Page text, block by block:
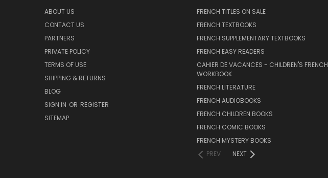
ABOUT US
CONTACT US
PARTNERS
PRIVATE POLICY
TERMS OF USE
SHIPPING & RETURNS
BLOG
SIGN IN OR REGISTER
SITEMAP
FRENCH TITLES ON SALE
FRENCH TEXTBOOKS
FRENCH SUPPLEMENTARY TEXTBOOKS
FRENCH EASY READERS
CAHIER DE VACANCES - CHILDREN'S FRENCH
WORKBOOK
FRENCH LITERATURE
FRENCH AUDIOBOOKS
FRENCH CHILDREN BOOKS
FRENCH COMIC BOOKS
FRENCH MYSTERY BOOKS
PREV
NEXT